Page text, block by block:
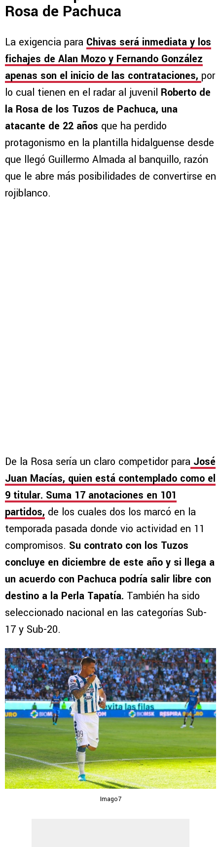
Rosa de Pachuca
La exigencia para Chivas será inmediata y los
fichajes de Alan Mozo y Fernando González
apenas son el inicio de las contrataciones, por
lo cual tienen en el radar al juvenil Roberto de
la Rosa de los Tuzos de Pachuca, una
atacante de 22 años que ha perdido
protagonismo en la plantilla hidalguense desde
que llegó Guillermo Almada al banquillo, razón
que le abre más posibilidades de convertirse en
rojiblanco.
De la Rosa sería un claro competidor para José
Juan Macías, quien está contemplado como el
9 titular. Suma 17 anotaciones en 101
partidos, de los cuales dos los marcó en la
temporada pasada donde vio actividad en 11
compromisos. Su contrato con los Tuzos
concluye en diciembre de este año y si llega a
un acuerdo con Pachuca podría salir libre con
destino a la Perla Tapatía. También ha sido
seleccionado nacional en las categorías Sub-
17 y Sub-20.
Imago7